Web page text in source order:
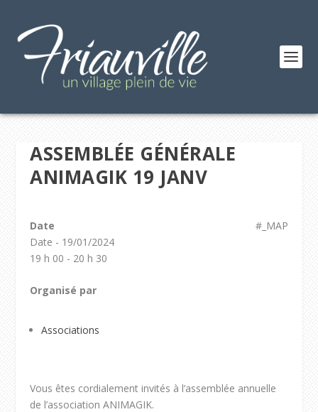
ASSEMBLÉE GÉNÉRALE
ANIMAGIK 19 JANV
#_MAP
Date
Date - 19/01/2024
19 h 00 - 20 h 30
Organisé par
Associations
Vous êtes cordialement invités à l’assemblée annuelle
de l’association ANIMAGIK.